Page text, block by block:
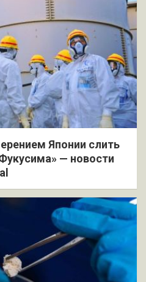
Японии слить
— новости